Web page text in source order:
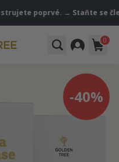
poprvé. → Staňte se členem
0
-40%